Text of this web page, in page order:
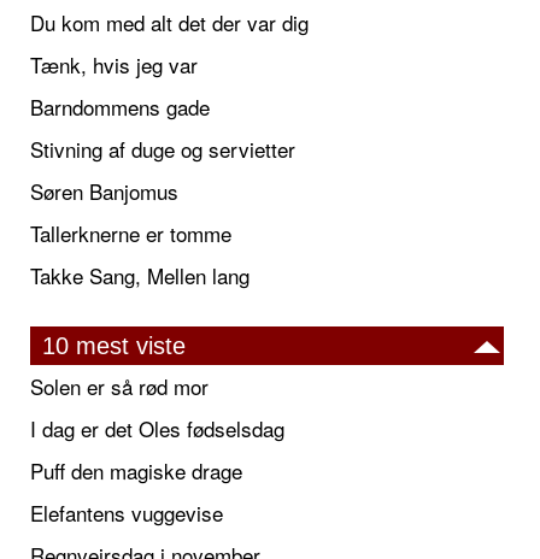
Du kom med alt det der var dig
Tænk, hvis jeg var
Barndommens gade
Stivning af duge og servietter
Søren Banjomus
Tallerknerne er tomme
Takke Sang, Mellen lang
10 mest viste
Solen er så rød mor
I dag er det Oles fødselsdag
Puff den magiske drage
Elefantens vuggevise